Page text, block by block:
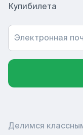
Купибилета
Электронная
Делимся